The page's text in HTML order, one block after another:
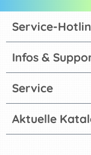
Aktuelle
Service-
Infos &
Service